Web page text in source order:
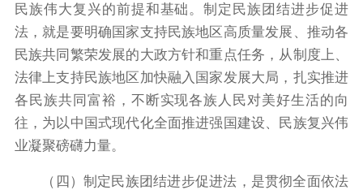
民族伟大复兴的前提和基础。制定民族团结进步促进
法，就是要明确国家支持民族地区高质量发展、推动各
民族共同繁荣发展的大政方针和重点任务，从制度上、
法律上支持民族地区加快融入国家发展大局，扎实推进
各民族共同富裕，不断实现各族人民对美好生活的向
往，为以中国式现代化全面推进强国建设、民族复兴伟
业凝聚磅礴力量。
（四）制定民族团结进步促进法，是贯彻全面依法